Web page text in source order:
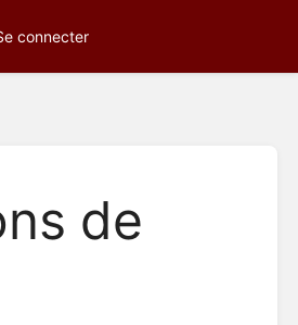
connecter
de